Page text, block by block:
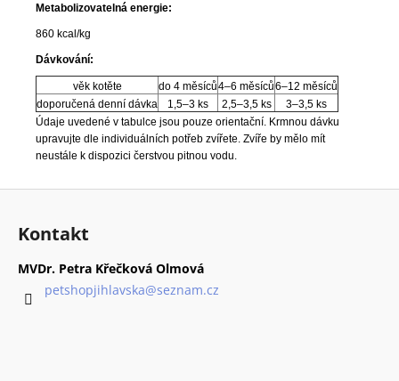
Metabolizovatelná energie:
860 kcal/kg
Dávkování:
věk kotěte do 4 měsíců4–6 měsíců6–12 měsíců
doporučená denní dávka
1,5–3 ks 2,5–3,5 ks
3–3,5 ks
Údaje uvedené v tabulce jsou pouze orientační. Krmnou dávku
upravujte dle individuálních potřeb zvířete. Zvíře by mělo mít
neustále k dispozici čerstvou pitnou vodu.
Z
Kontakt
MVDr. Petra Křečková Olmová
petshopjihlavska@seznam.cz